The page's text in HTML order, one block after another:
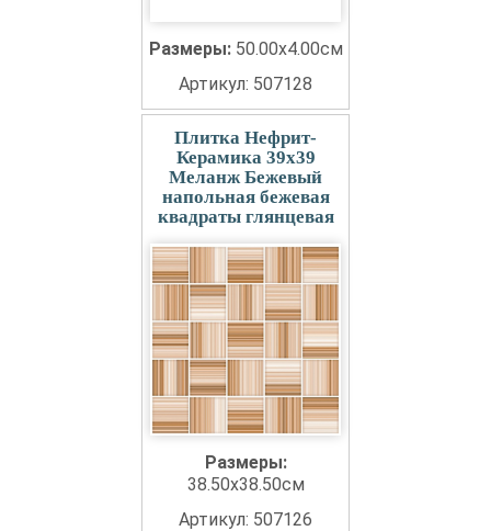
Размеры: 50.00x4.00см
Артикул: 507128
Плитка Нефрит-
Керамика 39x39
Меланж Бежевый
напольная бежевая
квадраты глянцевая
Размеры:
38.50x38.50см
Артикул: 507126